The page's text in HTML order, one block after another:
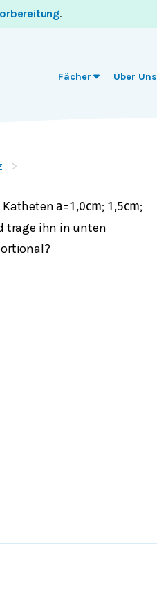
.
Fächer Über Uns
Kathetena=1,0cm; 1,5cm;
trage ihn in unten